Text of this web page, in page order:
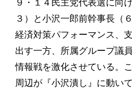
９・１４民主党代表選に向
３）と小沢一郎前幹事長（
経済対策パフォーマンス、
出す一方、所属グループ議
情報戦を激化させている。
周辺が『小沢潰し』に動い